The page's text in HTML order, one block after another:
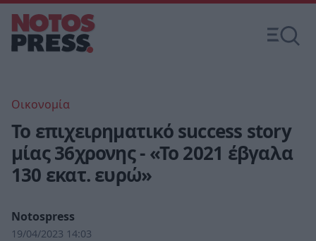
Οικονομία
Το επιχειρηματικό success story
μίας 36χρονης - «Το 2021 έβγαλα
130 εκατ. ευρώ»
Notospress
19/04/2023 14:03